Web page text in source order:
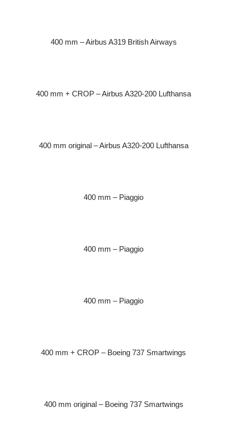
400 mm – Airbus A319 British Airways
400 mm + CROP – Airbus A320-200 Lufthansa
400 mm original – Airbus A320-200 Lufthansa
400 mm – Piaggio
400 mm – Piaggio
400 mm – Piaggio
400 mm + CROP – Boeing 737 Smartwings
400 mm original – Boeing 737 Smartwings